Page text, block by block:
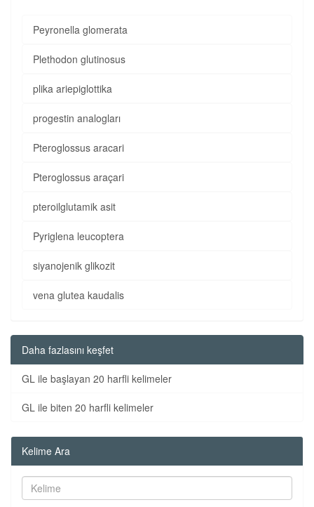
Peyronella glomerata
Plethodon glutinosus
plika ariepiglottika
progestin analogları
Pteroglossus aracari
Pteroglossus araçari
pteroilglutamik asit
Pyriglena leucoptera
siyanojenik glikozit
vena glutea kaudalis
Daha fazlasını keşfet
GL ile başlayan 20 harfli kelimeler
GL ile biten 20 harfli kelimeler
Kelime Ara